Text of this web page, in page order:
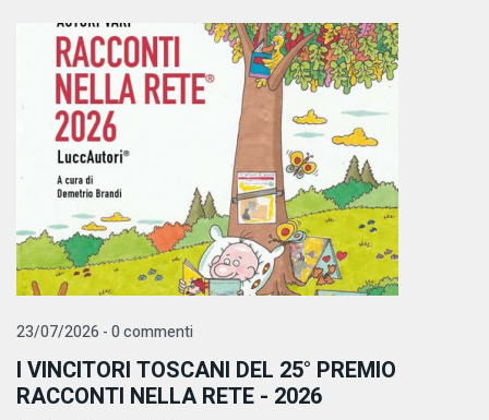
23/07/2026 - 0 commenti
I VINCITORI TOSCANI DEL 25° PREMIO
RACCONTI NELLA RETE - 2026